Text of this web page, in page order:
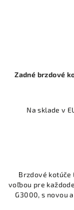
Zadné brzdové
Na sklade v
Brzdové kotúče
voľbou pre
G3000, s novou